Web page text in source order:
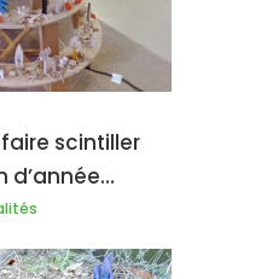
scintiller
d’année…